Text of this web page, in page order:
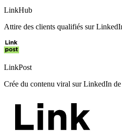
LinkHub
Attire des clients qualifiés sur
LinkPost
Crée du contenu viral sur LinkedIn